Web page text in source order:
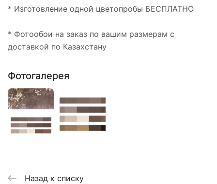
* Изготовление одной цветопробы БЕСПЛАТНО
* Фотообои на заказ по вашим размерам с
доставкой по Казахстану
Фотогалерея
Назад к списку